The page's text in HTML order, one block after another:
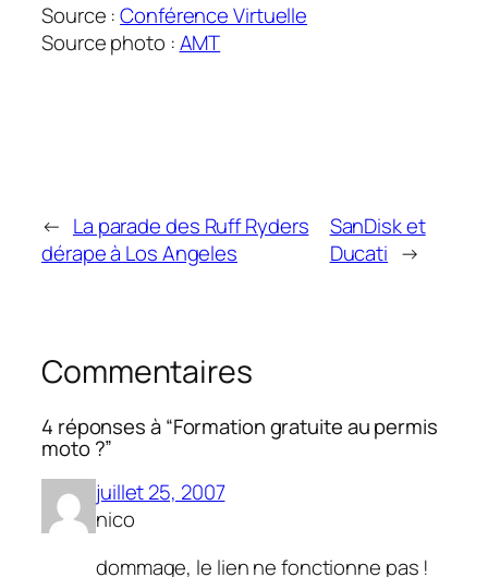
Source :Conférence Virtuelle
Source photo :AMT
← La parade des Ruff Ryders
dérape à Los Angeles
SanDisk et
Ducati →
Commentaires
4 réponses à “Formation gratuite au permis
moto ?”
juillet 25, 2007
nico
dommage, le lien ne fonctionne pas !